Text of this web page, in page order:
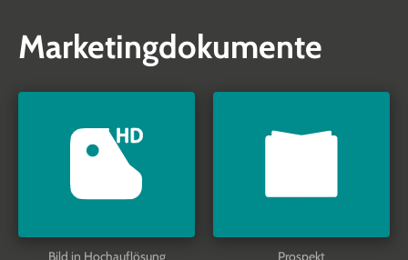
Marketingdokumente
Bild in Hochauflösung Prospekt